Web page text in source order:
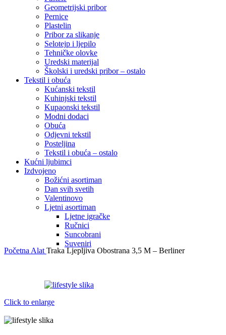
Geometrijski pribor
Pernice
Plastelin
Pribor za slikanje
Selotejp i ljepilo
Tehničke olovke
Uredski materijal
Školski i uredski pribor – ostalo
Tekstil i obuća
Kućanski tekstil
Kuhinjski tekstil
Kupaonski tekstil
Modni dodaci
Obuća
Odjevni tekstil
Posteljina
Tekstil i obuća – ostalo
Kućni ljubimci
Izdvojeno
Božićni asortiman
Dan svih svetih
Valentinovo
Ljetni asortiman
Ljetne igračke
Ručnici
Suncobrani
Suveniri
Početna Alat Traka Ljepljiva Obostrana 3,5 M – Berliner
Click to enlarge